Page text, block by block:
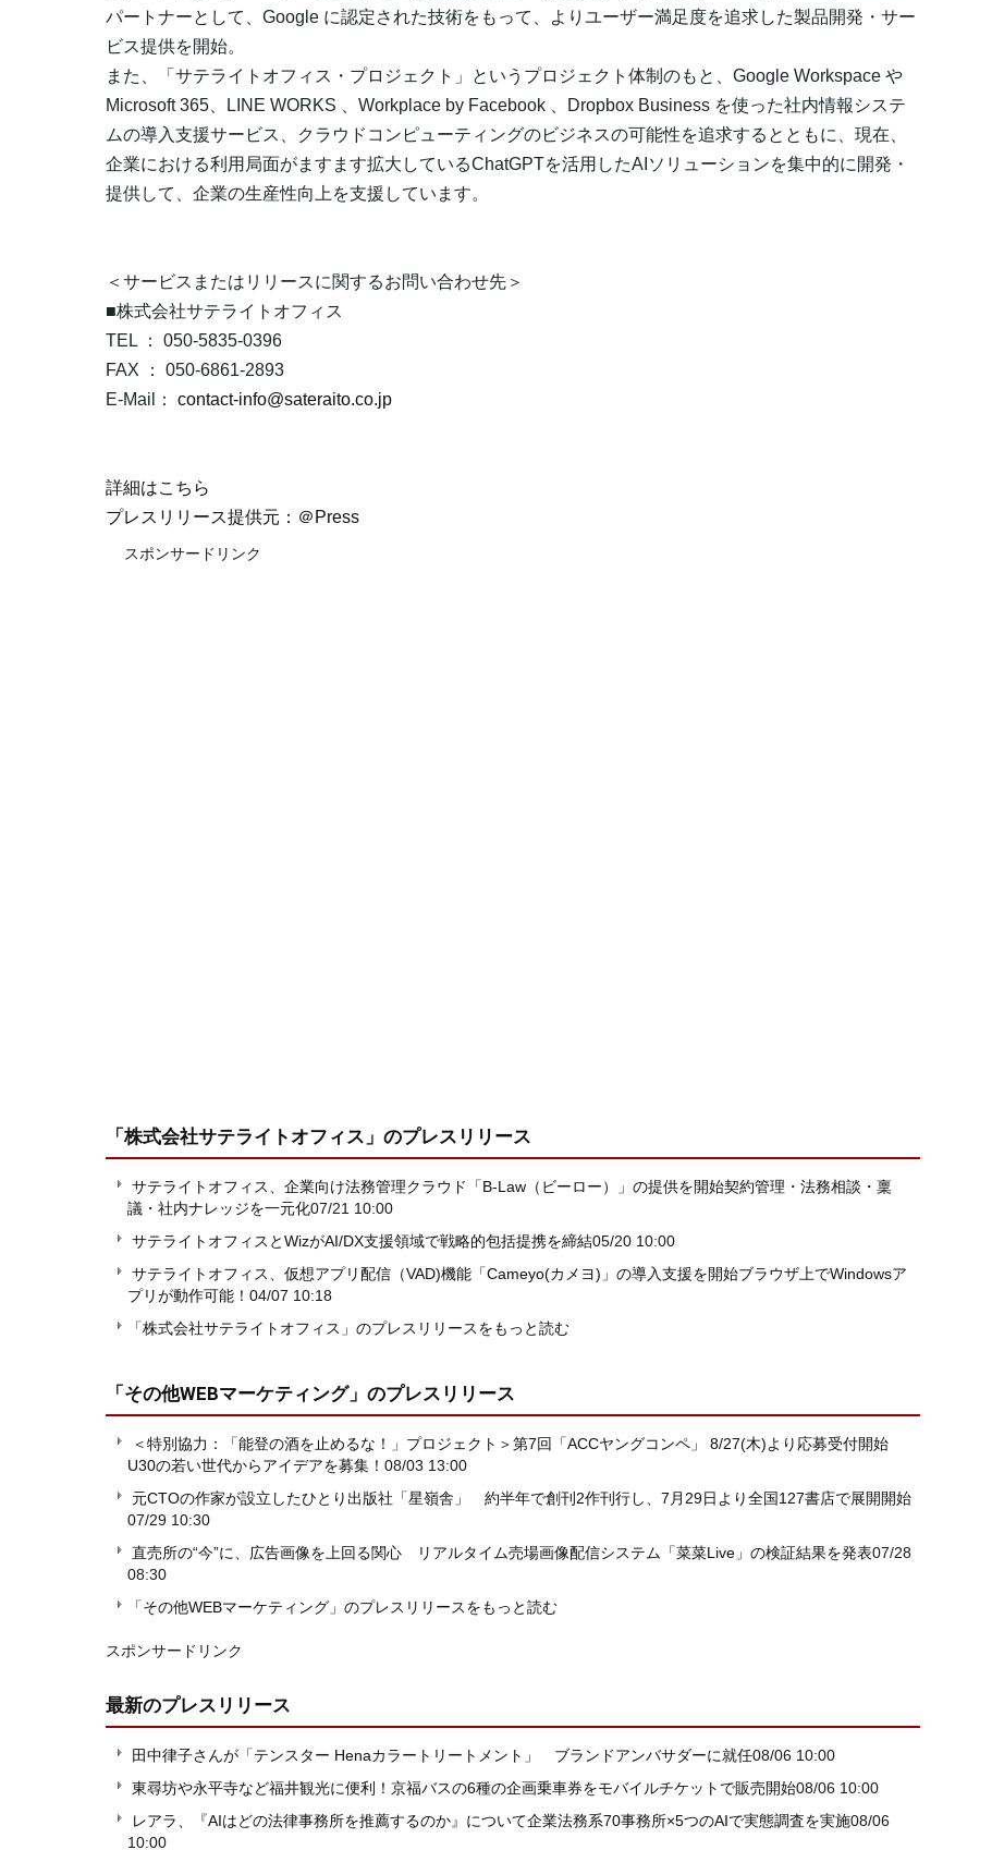
パートナーとして、Google に認定された技術をもって、よりユーザー満足度を追求した製品開発・サー
ビス提供を開始。
また、「サテライトオフィス・プロジェクト」というプロジェクト体制のもと、Google Workspace や
Microsoft 365、LINE WORKS 、Workplace by Facebook 、Dropbox Business を使った社内情報システ
ムの導入支援サービス、クラウドコンピューティングのビジネスの可能性を追求するとともに、現在、
企業における利用局面がますます拡大しているChatGPTを活用したAIソリューションを集中的に開発・
提供して、企業の生産性向上を支援しています。
＜サービスまたはリリースに関するお問い合わせ先＞
■株式会社サテライトオフィス
TEL ： 050-5835-0396
FAX ： 050-6861-2893
E-Mail： contact-info@sateraito.co.jp
詳細はこちら
プレスリリース提供元：＠Press
スポンサードリンク
「株式会社サテライトオフィス」 のプレスリリース
サテライトオフィス、企業向け法務管理クラウド「B-Law（ビーロー）」の提供を開始契約管理・法務相談・稟
議・社内ナレッジを一元化07/21 10:00
サテライトオフィスとWizがAI/DX支援領域で戦略的包括提携を締結05/20 10:00
サテライトオフィス、仮想アプリ配信（VAD)機能「Cameyo(カメヨ)」の導入支援を開始ブラウザ上でWindowsア
プリが動作可能！ 04/07 10:18
「株式会社サテライトオフィス」のプレスリリースをもっと読む
「その他WEBマーケティング」 のプレスリリース
＜特別協力：「能登の酒を止めるな！」プロジェクト＞第7回「ACCヤングコンペ」 8/27(木)より応募受付開始
U30の若い世代からアイデアを募集！ 08/03 13:00
元CTOの作家が設立したひとり出版社「星嶺舎」 約半年で創刊2作刊行し、7月29日より全国127書店で展開開始
07/29 10:30
直売所の“今”に、広告画像を上回る関心 リアルタイム売場画像配信システム「菜菜Live」の検証結果を発表07/28
08:30
「その他WEBマーケティング」のプレスリリースをもっと読む
スポンサードリンク
最新のプレスリリース
田中律子さんが「テンスター Henaカラートリートメント」 ブランドアンバサダーに就任08/06 10:00
東尋坊や永平寺など福井観光に便利！京福バスの6種の企画乗車券をモバイルチケットで販売開始08/06 10:00
レアラ、『AIはどの法律事務所を推薦するのか』について企業法務系70事務所×5つのAIで実態調査を実施08/06
10:00